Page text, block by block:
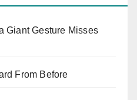
Giant Gesture Misses
From Before